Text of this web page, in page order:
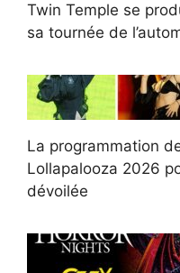
Twin Temple se
sa tournée de
La programmation
Lollapalooza 2026
dévoilée